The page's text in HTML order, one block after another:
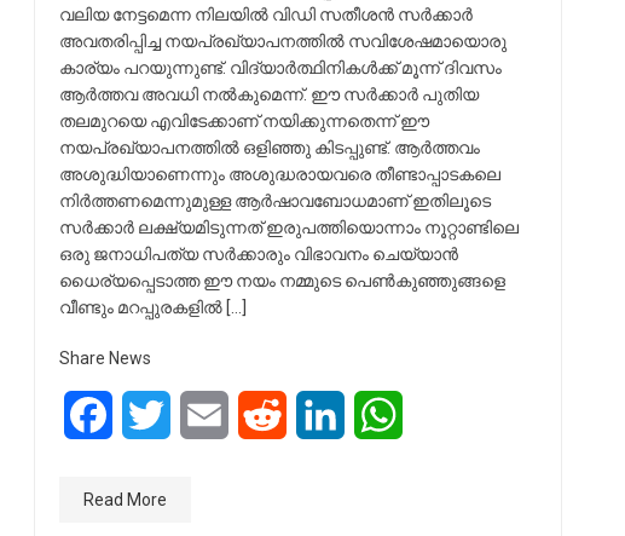
വലിയ നേട്ടമെന്ന നിലയിൽ വിഡി സതീശൻ സർക്കാർ
അവതരിപ്പിച്ച നയപ്രഖ്യാപനത്തിൽ സവിശേഷമായൊരു
കാര്യം പറയുന്നുണ്ട്. വിദ്യാർത്ഥിനികൾക്ക് മൂന്ന് ദിവസം
ആർത്തവ അവധി നൽകുമെന്ന്. ഈ സർക്കാർ പുതിയ
തലമുറയെ എവിടേക്കാണ് നയിക്കുന്നതെന്ന് ഈ
നയപ്രഖ്യാപനത്തിൽ ഒളിഞ്ഞു കിടപ്പുണ്ട്. ആർത്തവം
അശുദ്ധിയാണെന്നും അശുദ്ധരായവരെ തീണ്ടാപ്പാടകലെ
നിർത്തണമെന്നുമുള്ള ആർഷാവബോധമാണ് ഇതിലൂടെ
സർക്കാർ ലക്ഷ്യമിടുന്നത് ഇരുപത്തിയൊന്നാം നൂറ്റാണ്ടിലെ
ഒരു ജനാധിപത്യ സർക്കാരും വിഭാവനം ചെയ്യാൻ
ധൈര്യപ്പെടാത്ത ഈ നയം നമ്മുടെ പെൺകുഞ്ഞുങ്ങളെ
വീണ്ടും മറപ്പുരകളിൽ […]
Share News
FacebookTwitter Email Reddit LinkedIn
Read More